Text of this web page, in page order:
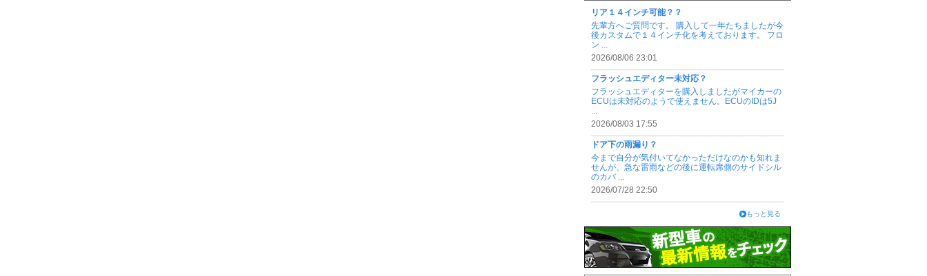
リア１４インチ可能？？
先輩方へご質問です。 購入して一年たちましたが今
後カスタムで１４インチ化を考えております。 フロ
ン ...
2026/08/06 23:01
フラッシュエディター未対応？
フラッシュエディターを購入しましたがマイカーの
ECUは未対応のようで使えません。ECUのIDは5J
...
2026/08/03 17:55
ドア下の雨漏り？
今まで自分が気付いてなかっただけなのかも知れま
せんが、急な雷雨などの後に運転席側のサイドシル
のカバ ...
2026/07/28 22:50
もっと見る